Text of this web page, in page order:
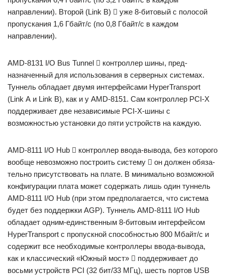
направлении). Второй (Link В)  уже 8-бито­вый с полосой
пропускания 1,6 Гбайт/с (по 0,8 Гбайт/с в каждом
направлении).
АМD-8131 I/О Bus Tunnel  контроллер шины, пред­
назначенный для использования в серверных системах.
Туннель обладает двумя интерфейсами HyperTransport
(Link А и Link В), как и у AMD-8151. Сам контроллер РСI-Х
поддерживает две независи­мые PCI-X-шины с
возможностью установки до пяти устройств на каждую.
АМD-8111 I/O Hub  контроллер ввода-вывода, без кото­рого
вообще невозможно построить систему  он должен обяза­
тельно присутствовать на плате. В минимально возможной
конфи­гурации плата может содержать лишь один туннель
AMD-8111 I/O Hub (при этом предполагается, что система
будет без поддержки AGP). Туннель AMD-8111 I/O Hub
обладает одним-единственным 8-битовым интерфейсом
HyperTransport с пропускной способно­стью 800 Мбайт/с и
содержит все необходимые контроллеры ввода-вывода,
как и классический «Южный мост»  поддерживает до
восьми устройств PCI (32 бит/33 МГц), шесть портов USB